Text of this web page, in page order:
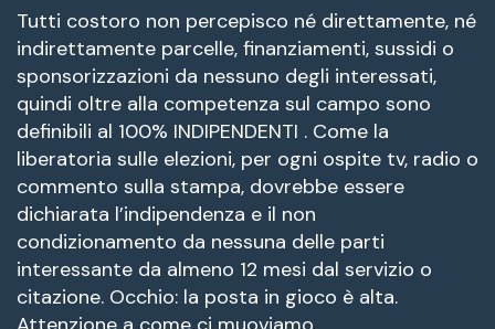
Tutti costoro non percepisco né direttamente, né
indirettamente parcelle, finanziamenti, sussidi o
sponsorizzazioni da nessuno degli interessati,
quindi oltre alla competenza sul campo sono
definibili al 100% INDIPENDENTI . Come la
liberatoria sulle elezioni, per ogni ospite tv, radio o
commento sulla stampa, dovrebbe essere
dichiarata l’indipendenza e il non
condizionamento da nessuna delle parti
interessante da almeno 12 mesi dal servizio o
citazione. Occhio: la posta in gioco è alta.